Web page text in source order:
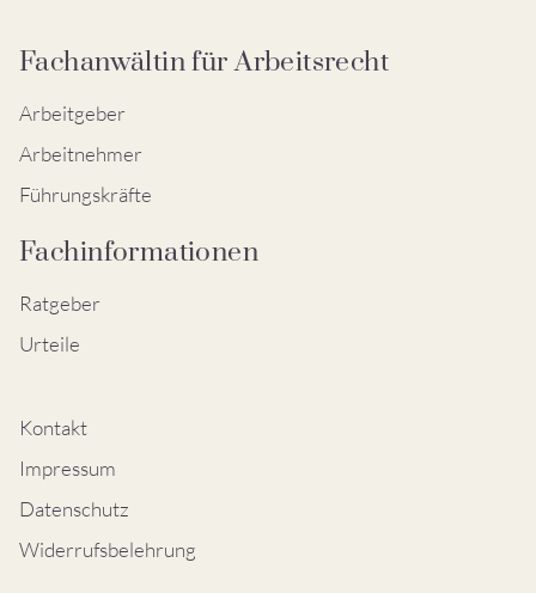
Fachanwältin für Arbeitsrecht
Arbeitgeber
Arbeitnehmer
Führungskräfte
Fachinformationen
Ratgeber
Urteile
Kontakt
Impressum
Datenschutz
Widerrufsbelehrung